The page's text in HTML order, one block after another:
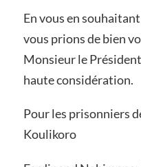
En vous en
vous prions de bien
Monsieur le
haute considération.
Pour les prisonniers
Koulikoro